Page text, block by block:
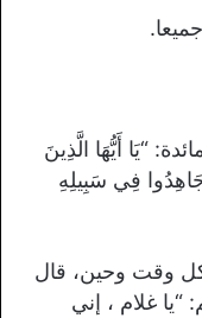
“يَا أَيُّهَا الَّذِينَ
فِي سَبِيلِهِ
وقت وحين، قال
غلام ، إني